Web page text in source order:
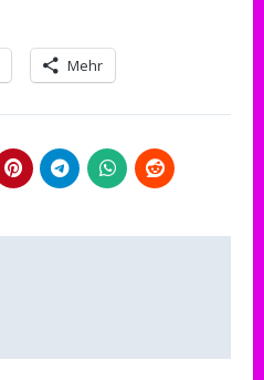
Mehr